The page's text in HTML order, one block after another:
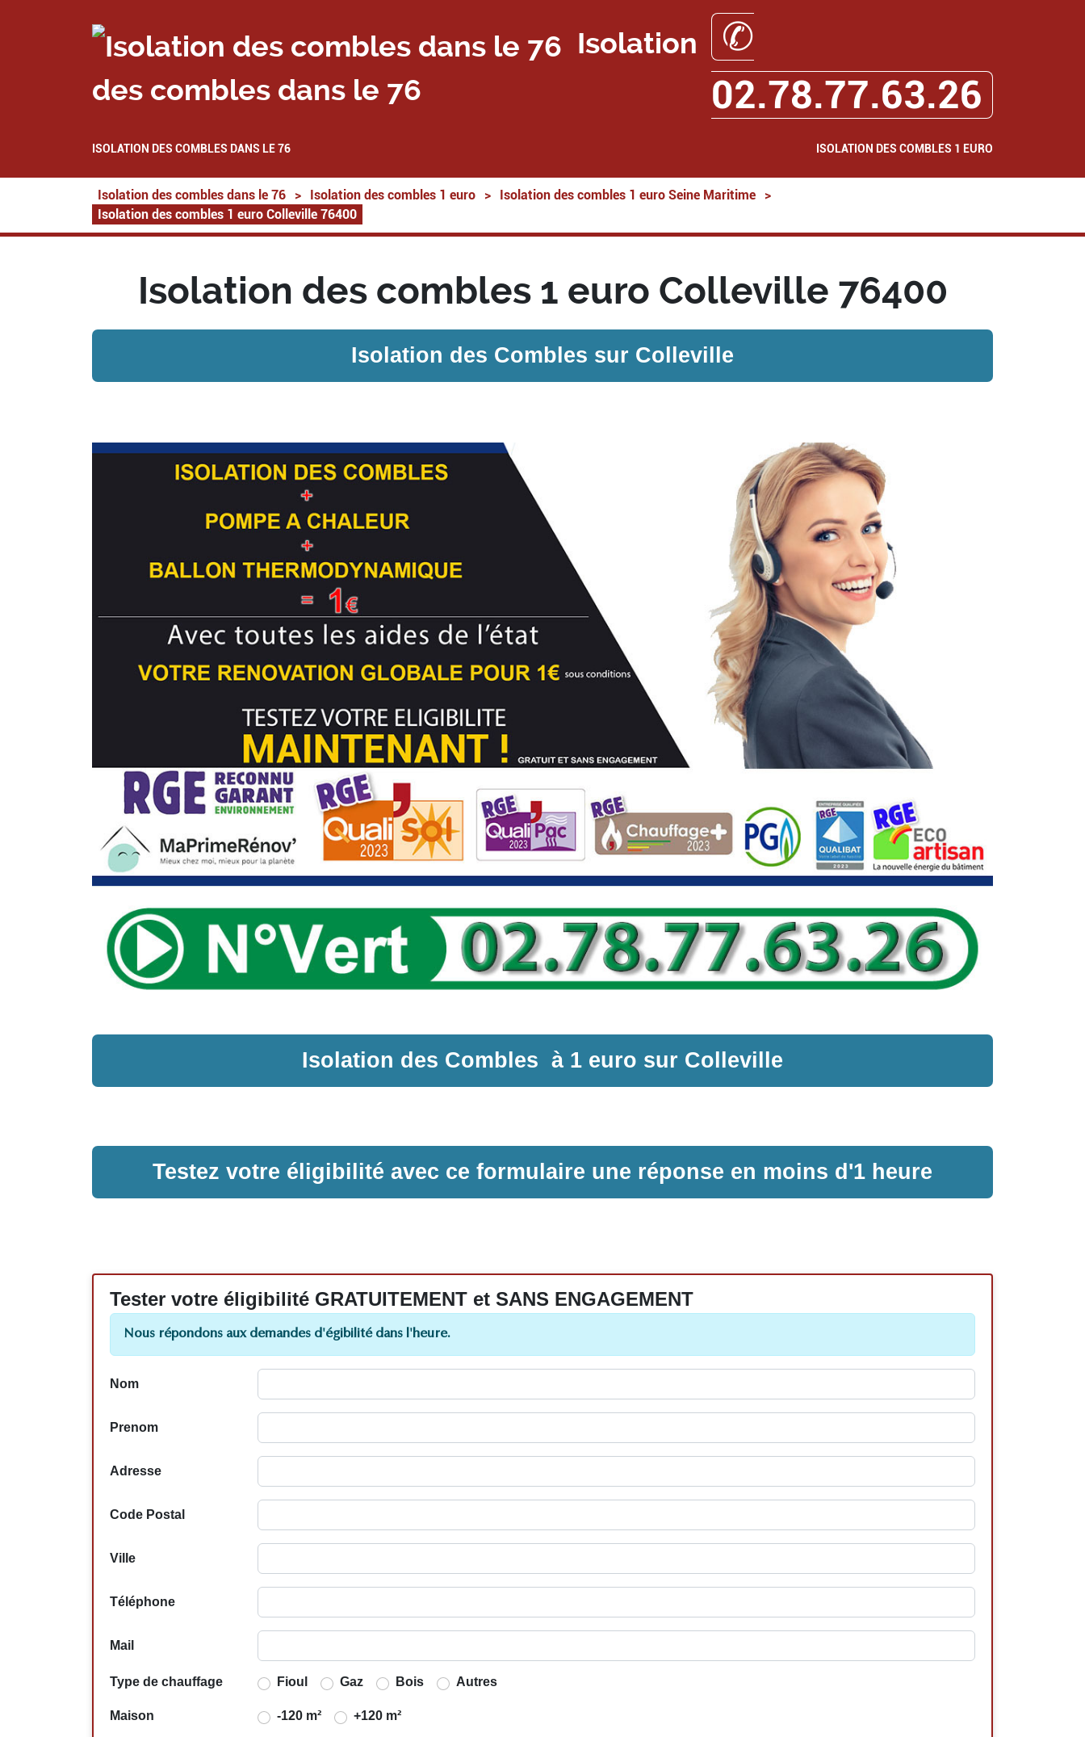
Isolation
des combles dans le 76
✆
02.78.77.63.26
ISOLATION DES COMBLES DANS LE 76 ISOLATION DES COMBLES 1 EURO
Isolation des combles dans le 76 > Isolation des combles 1 euro > Isolation des combles 1 euro Seine Maritime
>
Isolation des combles 1 euro Colleville 76400
Isolation des combles 1 euro Colleville 76400
Isolation des Combles sur Colleville
Isolation des Combles à 1 euro sur Colleville
Testez votre éligibilité avec ce formulaire une réponse en moins d'1 heure
Tester votre éligibilité GRATUITEMENT et SANS ENGAGEMENT
Nous répondons aux demandes d'égibilité dans l'heure.
Nom
Prenom
Adresse
Code Postal
Ville
Téléphone
Mail
Type de chauffage Fioul Gaz Bois Autres
Maison -120 m² +120 m²